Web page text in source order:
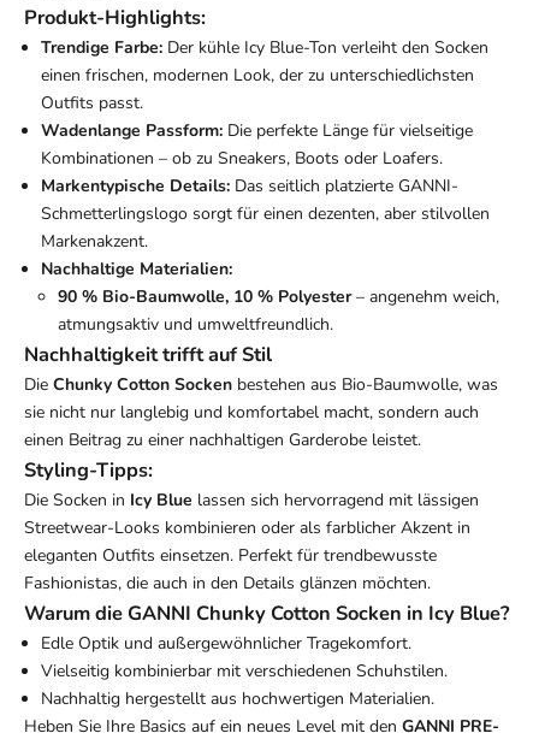
Produkt-Highlights:
Trendige Farbe: Der kühle Icy Blue-Ton verleiht den Socken
einen frischen, modernen Look, der zu unterschiedlichsten
Outfits passt.
Wadenlange Passform: Die perfekte Länge für vielseitige
Kombinationen – ob zu Sneakers, Boots oder Loafers.
Markentypische Details: Das seitlich platzierte GANNI-
Schmetterlingslogo sorgt für einen dezenten, aber stilvollen
Markenakzent.
Nachhaltige Materialien:
90 % Bio-Baumwolle, 10 % Polyester– angenehm weich,
atmungsaktiv und umweltfreundlich.
Nachhaltigkeit trifft auf Stil
Die Chunky Cotton Socken bestehen aus Bio-Baumwolle, was
sie nicht nur langlebig und komfortabel macht, sondern auch
einen Beitrag zu einer nachhaltigen Garderobe leistet.
Styling-Tipps:
Die Socken in Icy Blue lassen sich hervorragend mit lässigen
Streetwear-Looks kombinieren oder als farblicher Akzent in
eleganten Outfits einsetzen. Perfekt für trendbewusste
Fashionistas, die auch in den Details glänzen möchten.
Warum die GANNI Chunky Cotton Socken in Icy Blue?
Edle Optik und außergewöhnlicher Tragekomfort.
Vielseitig kombinierbar mit verschiedenen Schuhstilen.
Nachhaltig hergestellt aus hochwertigen Materialien.
Heben Sie Ihre Basics auf ein neues Level mit den GANNI PRE-